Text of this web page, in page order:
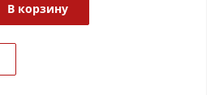
В корзину